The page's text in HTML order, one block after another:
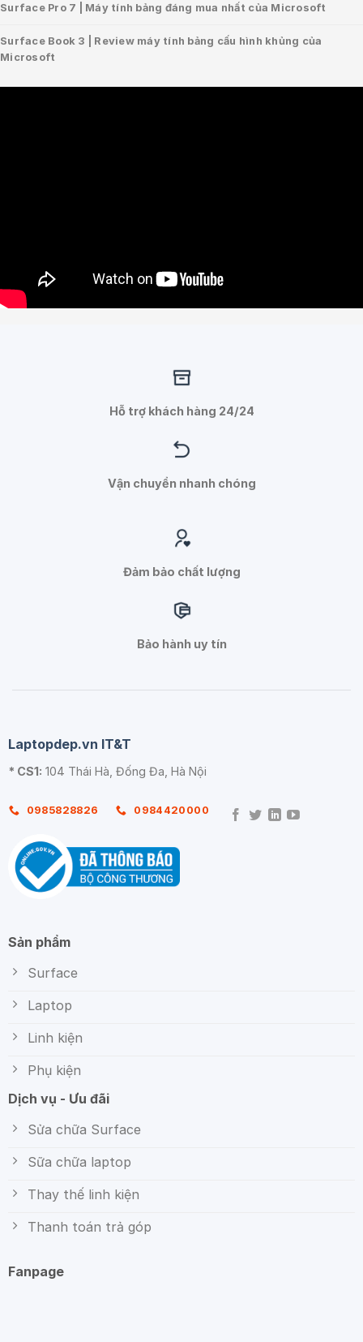
Surface Pro 7 | Máy tính bảng đáng mua nhất của Microsoft
Surface Book 3 | Review máy tính bảng cấu hình khủng của
Microsoft
Hỗ trợ khách hàng 24/24
Vận chuyển nhanh chóng
Đảm bảo chất lượng
Bảo hành uy tín
Laptopdep.vn IT&T
* CS1: 104 Thái Hà, Đống Đa, Hà Nội
0985828826 0984420000
Sản phẩm
Surface
Laptop
Linh kiện
Phụ kiện
Dịch vụ - Ưu đãi
Sửa chữa Surface
Sữa chữa laptop
Thay thế linh kiện
Thanh toán trả góp
Fanpage